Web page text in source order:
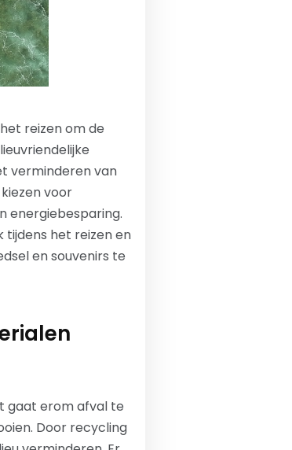
reizen om de
verminderen van
voor
energiebesparing.
het reizen en
en souvenirs te
gaat erom afval te
Door recycling